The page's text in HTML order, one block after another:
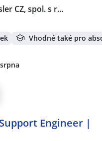
CZ, spol. s r…
Vhodné také pro
Engineer |